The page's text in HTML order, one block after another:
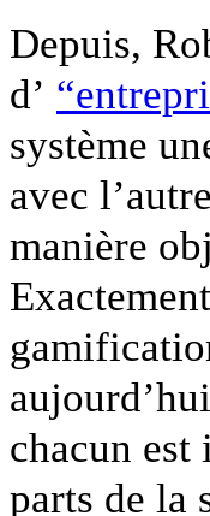
Depuis,
d’
système
avec
manière
chacun
parts de la